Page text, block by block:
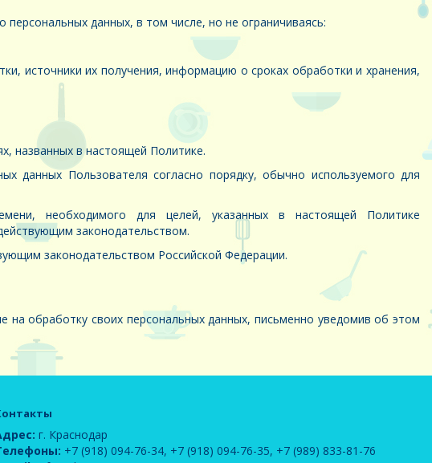
данных, в том числе, но не ограничиваясь:
источники их получения, информацию о сроках обработки и хранения,
названных в настоящей Политике.
данных Пользователя согласно порядку, обычно используемого для
необходимого для целей, указанных в настоящей Политике
законодательством.
законодательством Российской Федерации.
на обработку своих персональных данных, письменно уведомив об этом
г. Краснодар
+7 (918) 094-76-34, +7 (918) 094-76-35, +7 (989) 833-81-76